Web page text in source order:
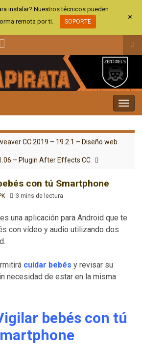
el
la
CC 2019 – 19.2.1 – Diseño web
– Plugin After Effects CC
con tú Smartphone
3 mins de lectura
una aplicación para Android que te
con vídeo y audio utilizando dos
cuidar bebés y revisar su
necesidad de estar en la misma
bebés con tú
instalar? Nuestros técnicos pueden
remota por ti.
SOPORTE +